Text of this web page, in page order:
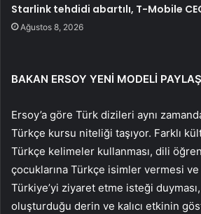
Starlink tehdidi abartılı, T-Mobile
Ağustos 8, 2026
BAKAN ERSOY YENİ MODELİ
Ersoy’a göre Türk dizileri aynı
Türkçe kursu niteliği taşıyor. Farklı
Türkçe kelimeler kullanması, dili
çocuklarına Türkçe isimler vermesi ve
Türkiye’yi ziyaret etme isteği
oluşturduğu derin ve kalıcı etkinin